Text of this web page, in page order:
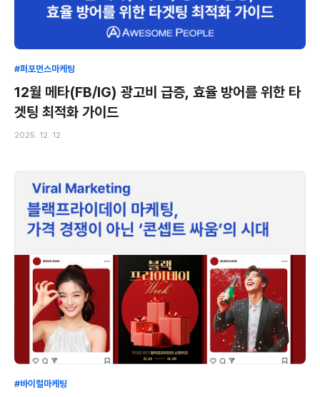
#퍼포먼스마케팅
12월 메타(FB/IG) 광고비 급증, 효율 방어를 위한 타
겟팅 최적화 가이드
2025. 12. 12
#바이럴마케팅